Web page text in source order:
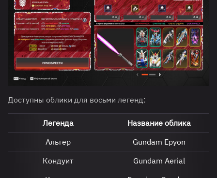
Доступны облики для восьми легенд:
Легенда
Название облика
Альтер
Gundam Epyon
Кондуит
Gundam Aerial